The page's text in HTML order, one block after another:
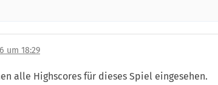
um 18:29
alle Highscores für dieses Spiel eingesehen.